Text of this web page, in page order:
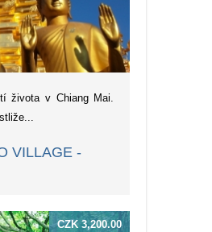
života v Chiang Mai.
VILLAGE -
CZK 3,200.00